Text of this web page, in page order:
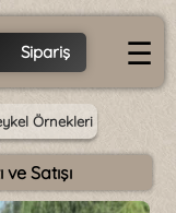
Sipariş ☰
Örnekleri
Satışı